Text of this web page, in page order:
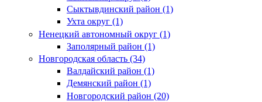
Сыктывдинский район (1)
Ухта округ (1)
Ненецкий автономный округ (1)
Заполярный район (1)
Новгородская область (34)
Валдайский район (1)
Демянский район (1)
Новгородский район (20)